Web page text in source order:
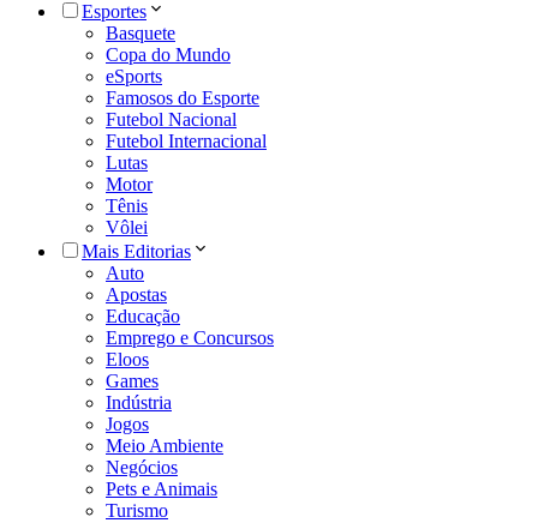
Esportes
Basquete
Copa do Mundo
eSports
Famosos do Esporte
Futebol Nacional
Futebol Internacional
Lutas
Motor
Tênis
Vôlei
Mais Editorias
Auto
Apostas
Educação
Emprego e Concursos
Eloos
Games
Indústria
Jogos
Meio Ambiente
Negócios
Pets e Animais
Turismo